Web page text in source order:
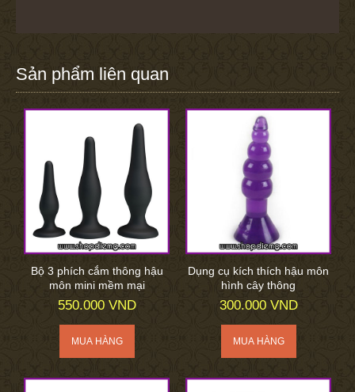
Sản phẩm liên quan
Bộ 3 phích cắm thông hậu
môn mini mềm mại
550.000 VND
Dụng cụ kích thích hậu môn
hình cây thông
300.000 VND